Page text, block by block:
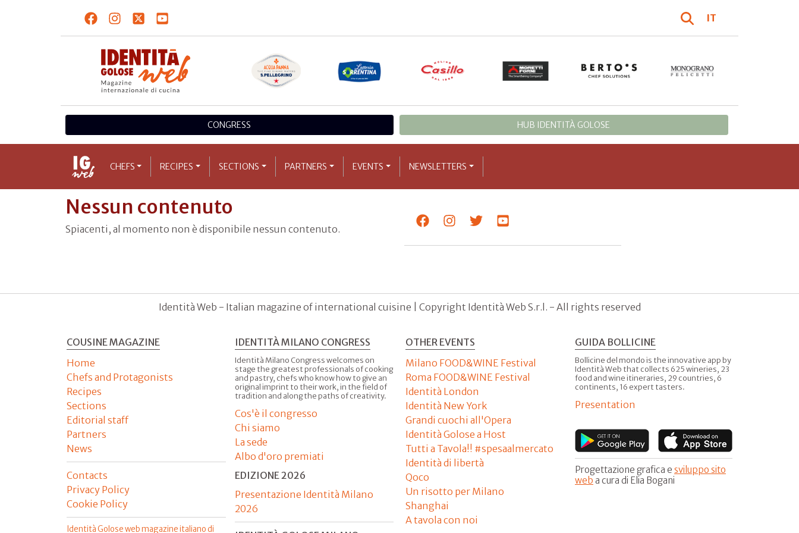
IT
CONGRESS HUB IDENTITÀ GOLOSE
CHEFS RECIPES SECTIONS PARTNERS EVENTS NEWSLETTERS
Nessun contenuto
Spiacenti, al momento non è disponibile nessun contenuto.
Identità Web - Italian magazine of international cuisine | Copyright Identità Web S.r.l. - All rights reserved
COUSINE MAGAZINE
Home
Chefs and Protagonists
Recipes
Sections
Editorial staff
Partners
News
Contacts
Privacy Policy
Cookie Policy
Identità Golose web magazine italiano di
IDENTITÀ MILANO CONGRESS
Identità Milano Congress welcomes on
stage the greatest professionals of cooking
and pastry, chefs who know how to give an
original imprint to their work, in the field of
tradition and along the paths of creativity.
Cos'è il congresso
Chi siamo
La sede
Albo d'oro premiati
EDIZIONE 2026
Presentazione Identità Milano
2026
OTHER EVENTS
Milano FOOD&WINE Festival
Roma FOOD&WINE Festival
Identità London
Identità New York
Grandi cuochi all'Opera
Identità Golose a Host
Tutti a Tavola!! #spesaalmercato
Identità di libertà
Qoco
Un risotto per Milano
Shanghai
A tavola con noi
GUIDA BOLLICINE
Bollicine del mondo is the innovative app by
Identità Web that collects 625 wineries, 23
food and wine itineraries, 29 countries, 6
continents, 16 expert tasters.
Presentation
Progettazione grafica e sviluppo sito
web a cura di Elia Bogani